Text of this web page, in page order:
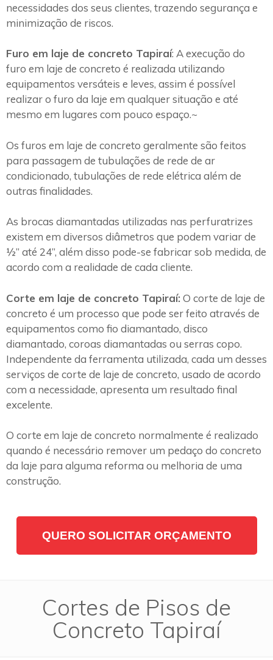
necessidades dos seus clientes, trazendo segurança e
minimização de riscos.
Furo em laje de concreto Tapiraí: A execução do
furo em laje de concreto é realizada utilizando
equipamentos versáteis e leves, assim é possível
realizar o furo da laje em qualquer situação e até
mesmo em lugares com pouco espaço.~
Os furos em laje de concreto geralmente são feitos
para passagem de tubulações de rede de ar
condicionado, tubulações de rede elétrica além de
outras finalidades.
As brocas diamantadas utilizadas nas perfuratrizes
existem em diversos diâmetros que podem variar de
½” até 24”, além disso pode-se fabricar sob medida, de
acordo com a realidade de cada cliente.
Corte em laje de concreto Tapiraí: O corte de laje de
concreto é um processo que pode ser feito através de
equipamentos como fio diamantado, disco
diamantado, coroas diamantadas ou serras copo.
Independente da ferramenta utilizada, cada um desses
serviços de corte de laje de concreto, usado de acordo
com a necessidade, apresenta um resultado final
excelente.
O corte em laje de concreto normalmente é realizado
quando é necessário remover um pedaço do concreto
da laje para alguma reforma ou melhoria de uma
construção.
QUERO SOLICITAR ORÇAMENTO
Cortes de Pisos de
Concreto Tapiraí